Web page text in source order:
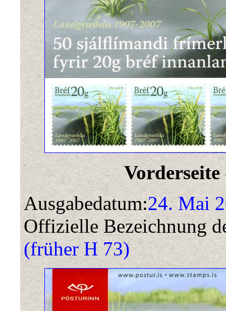
Vorderseite
Ausgabedatum:24. Mai
Offizielle Bezeichnung
(früher H 73)